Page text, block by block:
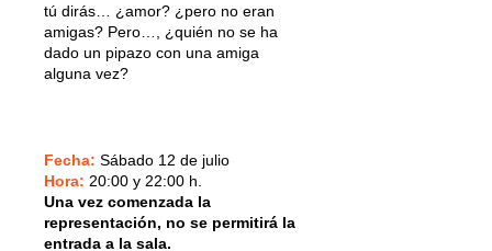
tú dirás… ¿amor? ¿pero no eran
amigas? Pero…, ¿quién no se ha
dado un pipazo con una amiga
alguna vez?
Fecha: Sábado 12 de julio
Hora: 20:00 y 22:00 h.
Una vez comenzada la
representación, no se permitirá la
entrada a la sala.